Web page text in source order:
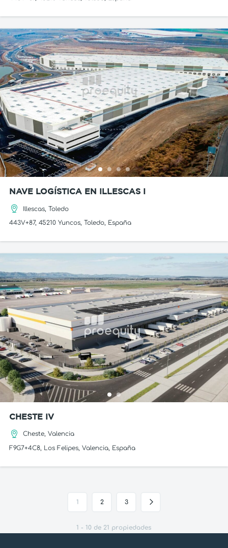
NAVE LOGÍSTICA EN ILLESCAS I
Illescas, Toledo
443V+87, 45210 Yuncos, Toledo, España
CHESTE IV
Cheste, Valencia
F9G7+4C8, Los Felipes, Valencia, España
1 2 3
1 - 10 de 21 propiedades